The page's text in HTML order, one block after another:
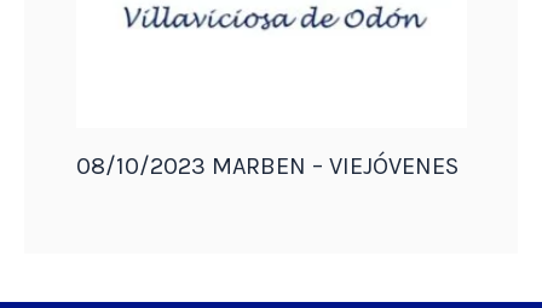
08/10/2023 MARBEN – VIEJÓVENES